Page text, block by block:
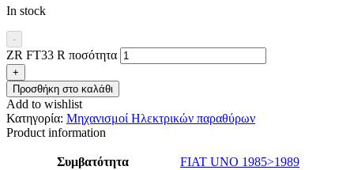
In stock
-
ZR FT33 R ποσότητα
+
Προσθήκη στο καλάθι
Add to wishlist
Κατηγορία: Μηχανισμοί Ηλεκτρικών παραθύρων
Product information
Συμβατότητα FIAT UNO 1985>1989